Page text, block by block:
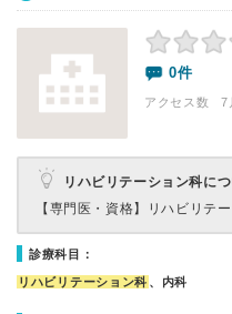
0件
アクセス数 7
リハビリテーション科に
【専門医・資格】
リハビリテ
診療科目：
リハビリテーション科 、内科